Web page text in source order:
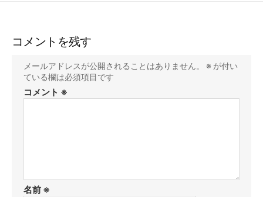
コメントを残す
メールアドレスが公開されることはありません。 ※ が付い
ている欄は必須項目です
コメント ※
名前 ※